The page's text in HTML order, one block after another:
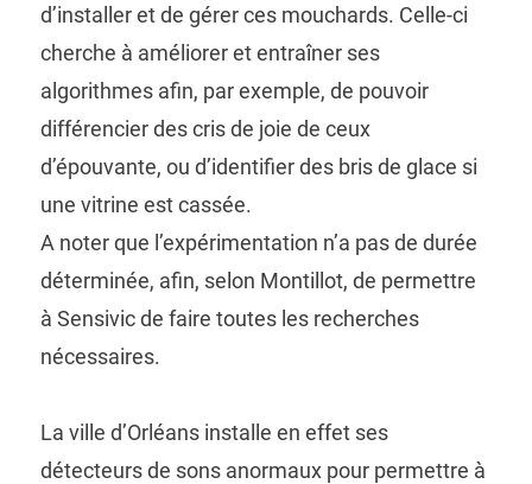
d’installer et de gérer ces mouchards. Celle-ci
cherche à améliorer et entraîner ses
algorithmes afin, par exemple, de pouvoir
différencier des cris de joie de ceux
d’épouvante, ou d’identifier des bris de glace si
une vitrine est cassée.
A noter que l’expérimentation n’a pas de durée
déterminée, afin, selon Montillot, de permettre
à Sensivic de faire toutes les recherches
nécessaires.
La ville d’Orléans installe en effet ses
détecteurs de sons anormaux pour permettre à